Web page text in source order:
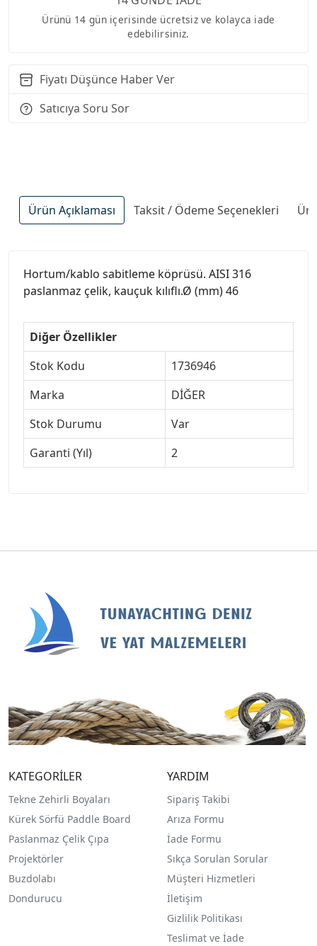
Ürünü 14 gün içerisinde ücretsiz ve kolayca iade
edebilirsiniz.
Fiyatı Düşünce Haber Ver
Satıcıya Soru Sor
Ürün Açıklaması Taksit / Ödeme Seçenekleri
Hortum/kablo sabitleme köprüsü. AISI 316
paslanmaz çelik, kauçuk kılıflı.Ø (mm) 46
Diğer Özellikler
Stok Kodu
1736946
Marka
DİĞER
Stok Durumu
Var
Garanti (Yıl)
2
KATEGORİLER
Tekne Zehirli Boyaları
Kürek Sörfü Paddle Board
Paslanmaz Çelik Çıpa
Projektörler
Buzdolabı
Dondurucu
YARDIM
Sipariş Takibi
Arıza Formu
İade Formu
Sıkça Sorulan Sorular
Müşteri Hizmetleri
İletişim
Gizlilik Politikası
Teslimat ve İade